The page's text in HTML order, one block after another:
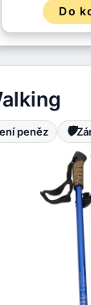
Do
peněz 🛡️